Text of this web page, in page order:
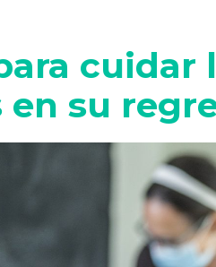
cuidar
en su